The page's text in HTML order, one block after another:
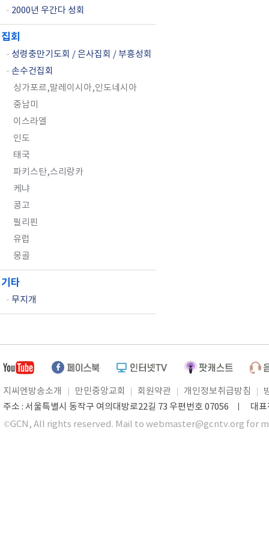
- 2000년 우간다 성회
집회
- 성령충만기도회 / 은사집회 / 부흥성회
- 손수건집회
싱가포르,말레이시아,인도네시아
중남미
이스라엘
인도
태국
파키스탄,스리랑카
케냐
콩고
필리핀
유럽
몽골
기타
- 무지개
지씨엔방송소개 만민중앙교회 회원약관 개인정보취급방침
주소 : 서울특별시 동작구 여의대방로22길 73 우편번호 07056 ㅣ 대
©GCN, All rights reserved. Mail to webmaster@gcntv.org for